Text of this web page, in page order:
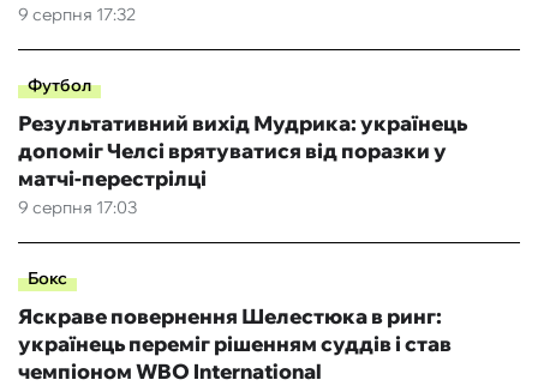
9 серпня 17:32
Футбол
9 серпня 17:03
Результативний вихід Мудрика: українець
допоміг Челсі врятуватися від поразки у
матчі-перестрілці
Бокс
Яскраве повернення Шелестюка в ринг:
українець переміг рішенням суддів і став
чемпіоном WBO International